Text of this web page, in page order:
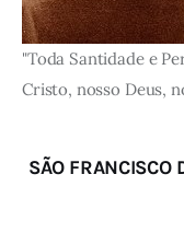
"Toda Santidade e
Cristo, nosso Deus,
SÃO FRANCISCO